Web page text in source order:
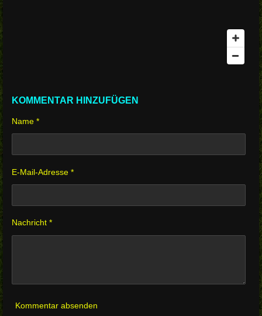
KOMMENTAR HINZUFÜGEN
Name *
E-Mail-Adresse *
Nachricht *
Kommentar absenden